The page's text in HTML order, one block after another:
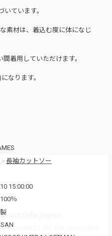
>長袖カットソー
15:00:00
％
ています。
素材は、着込む度に体になじ
着用していただけます。
なります。